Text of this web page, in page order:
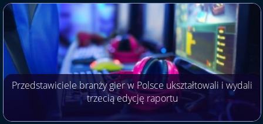
Przedstawiciele branży gier w Polsce ukształtowali i wydali
trzecią edycję raportu